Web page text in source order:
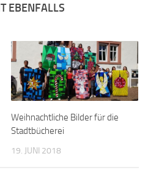
EBENFALLS
Weihnachtliche Bilder für die
Stadtbücherei
19. JUNI 2018